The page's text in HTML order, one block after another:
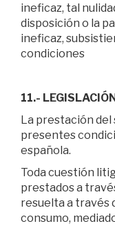
ineficaz, tal
disposición o la
ineficaz,
condiciones
11.-
La prestación del
presentes
española.
Toda cuestión
prestados a
resuelta a través
consumo,